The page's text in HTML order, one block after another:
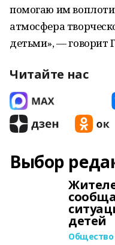
помогаю им
атмосфера
детьми», — говорит
Читайте нас
Выбор
детей
Общество